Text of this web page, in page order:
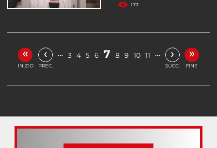
177
«
INIZIO
‹
PREC.
… 3 4 5 6 7 8 9 10 11 … ›
SUCC.
»
FINE